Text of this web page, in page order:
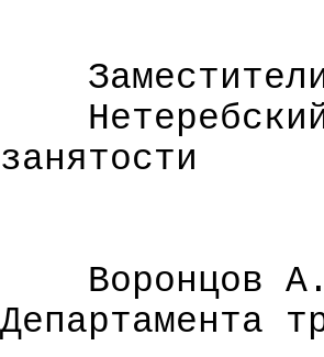
занятости
Воронцов
Департамента